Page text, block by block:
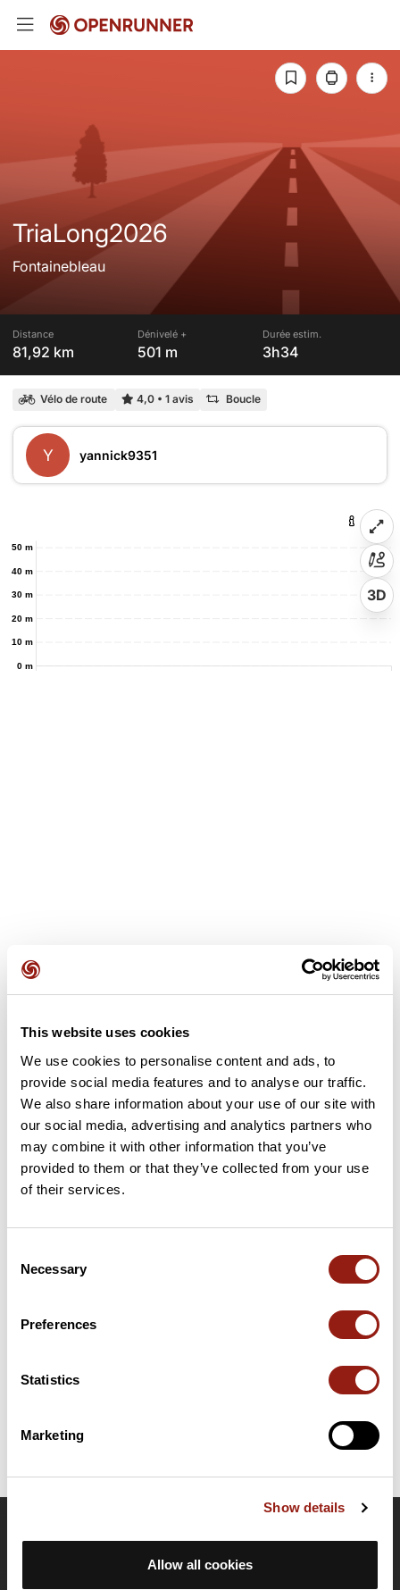
This website uses cookies
We use cookies to personalise content and ads, to
provide social media features and to analyse our traffic.
We also share information about your use of our site with
our social media, advertising and analytics partners who
may combine it with other information that you’ve
provided to them or that they’ve collected from your use
of their services.
Selection
Necessary
Preferences
Statistics
Marketing
Show details
Allow all cookies
TriaLong2026
Fontainebleau
Distance
81,92 km
Dénivelé +
501 m
Durée estim.
3h34
Vélo de route 4,0 • 1 avis Boucle
Y yannick9351
0 m
10 m
20 m
30 m
40 m
50 m
3D
Avis des utilisateurs Voir tous les avis
27 juil. 2025
Quelques côtes mais roulant dans
B bertrand6039
Ajouter un avis
Découvrez ce parcours de vélo de 81,9 km à proximité de
Fontainebleau. Ce parcours emprunte uniquement des routes. Il
environ 3 heures et 34 minutes pour réaliser ce parcours.
Dernière modification de la fiche parcours: 13 mai 2026 à 08:57:27.
OpenRunner